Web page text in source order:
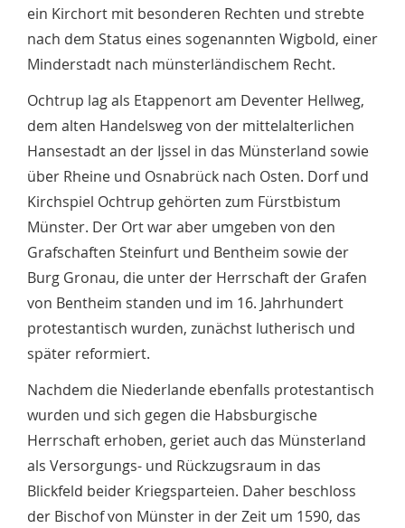
ein Kirchort mit besonderen Rechten und strebte
nach dem Status eines sogenannten Wigbold, einer
Minderstadt nach münsterländischem Recht.
Ochtrup lag als Etappenort am Deventer Hellweg,
dem alten Handelsweg von der mittelalterlichen
Hansestadt an der Ijssel in das Münsterland sowie
über Rheine und Osnabrück nach Osten. Dorf und
Kirchspiel Ochtrup gehörten zum Fürstbistum
Münster. Der Ort war aber umgeben von den
Grafschaften Steinfurt und Bentheim sowie der
Burg Gronau, die unter der Herrschaft der Grafen
von Bentheim standen und im 16. Jahrhundert
protestantisch wurden, zunächst lutherisch und
später reformiert.
Nachdem die Niederlande ebenfalls protestantisch
wurden und sich gegen die Habsburgische
Herrschaft erhoben, geriet auch das Münsterland
als Versorgungs- und Rückzugsraum in das
Blickfeld beider Kriegsparteien. Daher beschloss
der Bischof von Münster in der Zeit um 1590, das